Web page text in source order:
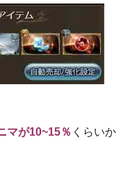
マが10~15％ くらいか